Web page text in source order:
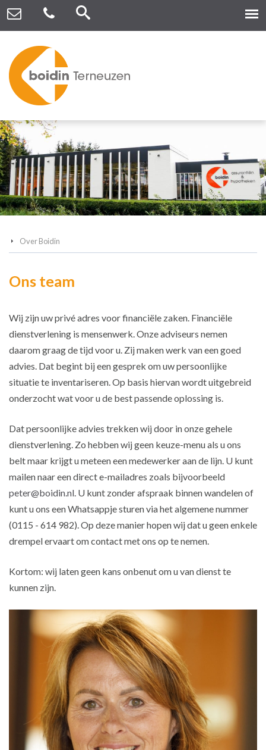
Over Boidin
Ons team
Wij zijn uw privé adres voor financiële zaken. Financiële
dienstverlening is mensenwerk. Onze adviseurs nemen
daarom graag de tijd voor u. Zij maken werk van een goed
advies. Dat begint bij een gesprek om uw persoonlijke
situatie te inventariseren. Op basis hiervan wordt uitgebreid
onderzocht wat voor u de best passende oplossing is.
Dat persoonlijke advies trekken wij door in onze gehele
dienstverlening. Zo hebben wij geen keuze-menu als u ons
belt maar krijgt u meteen een medewerker aan de lijn. U kunt
mailen naar een direct e-mailadres zoals bijvoorbeeld
peter@boidin.nl. U kunt zonder afspraak binnen wandelen of
kunt u ons een Whatsappje sturen via het algemene nummer
(0115 - 614 982). Op deze manier hopen wij dat u geen enkele
drempel ervaart om contact met ons op te nemen.
Kortom: wij laten geen kans onbenut om u van dienst te
kunnen zijn.